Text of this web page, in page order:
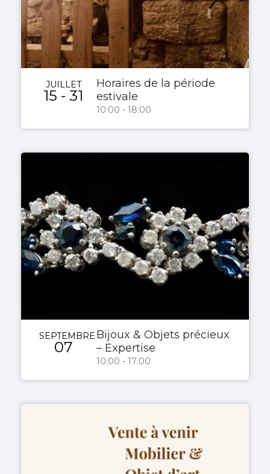
JUILLET
15 - 31
Horaires de la période
estivale
10:00 - 18:00
SEPTEMBRE
07
Bijoux & Objets précieux
– Expertise
10:00 - 17:00